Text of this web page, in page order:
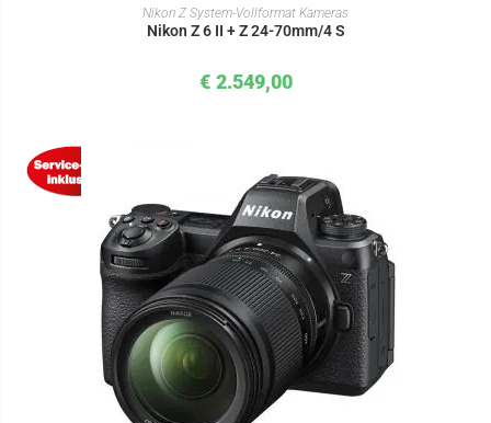
IN DEN WARENKORB
Nikon Z System-Vollformat Kameras
Nikon Z 6 II + Z 24-70mm/4 S
€ 2.549,00